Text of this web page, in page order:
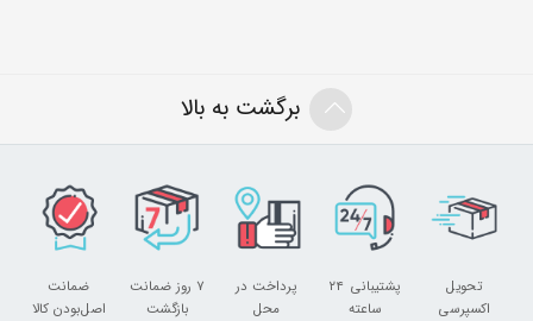
برگشت به بالا
تحویل
اکسپرسی
پشتیبانی ۲۴
ساعته
پرداخت در
محل
۷ روز ضمانت
بازگشت
ضمانت
اصل‌بودن کالا